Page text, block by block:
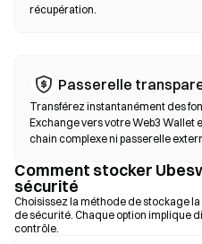
récupération.
Passerelle
Transférez instantanément des
Exchange vers votre Web3 Wallet
chain complexe ni passerelle
Comment stocker
sécurité
Choisissez la méthode de stockage
de sécurité. Chaque option implique
contrôle.